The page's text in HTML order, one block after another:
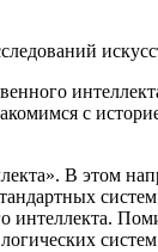
с
В этом
интеллекта.